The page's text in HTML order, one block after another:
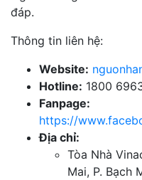
đáp.
Thông tin liên hệ:
Website:
Hotline: 1800
Fanpage:
https://
Địa chỉ:
Tòa Nhà
Mai, P. Bạch